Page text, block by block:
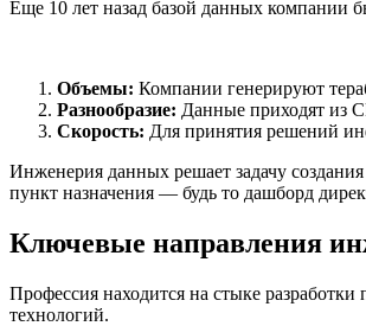
Еще 10 лет назад базой данных компании
Объемы: Компании генерируют
Разнообразие: Данные приходят из
Скорость: Для принятия решений
Инженерия данных решает задачу
пункт назначения — будь то дашборд
Ключевые направления
Профессия находится на стыке
технологий.